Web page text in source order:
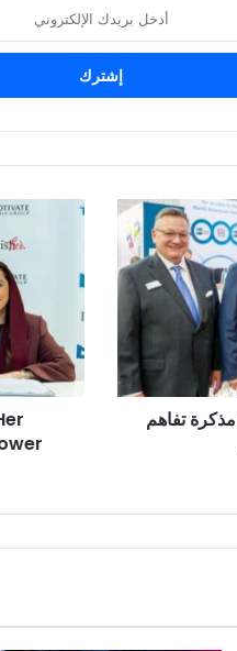
وقّع interpack 2026 وPMMI مذكرة تفاهم
PublisHer،
«Motivate
to
Empower»،
لتمكين
المرأة
الإماراتية